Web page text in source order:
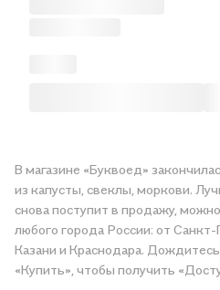
В магазине «Буквоед»
из капусты, свеклы, моркови.
снова поступит в продажу,
любого города России: от
Казани и Краснодара.
«Купить», чтобы получить